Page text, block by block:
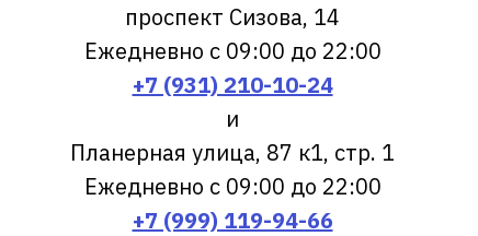
проспект Сизова, 14
Ежедневно с 09:00 до 22:00
+7 (931) 210-10-24
и
Планерная улица, 87 к1, стр. 1
Ежедневно с 09:00 до 22:00
+7 (999) 119-94-66